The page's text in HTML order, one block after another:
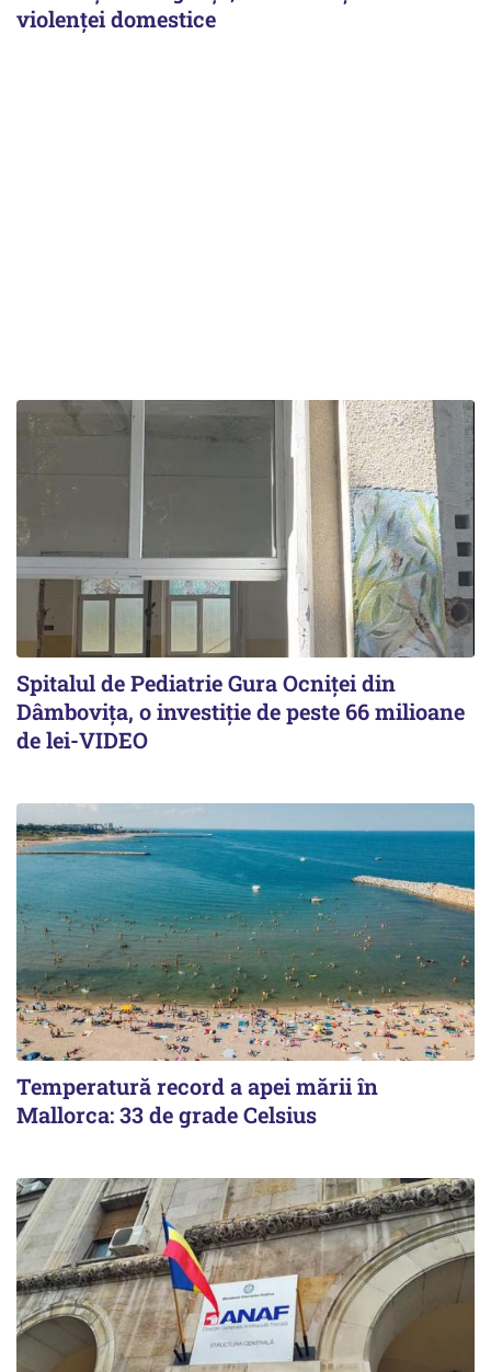
violenței domestice
Spitalul de Pediatrie Gura Ocniței din
Dâmbovița, o investiție de peste 66 milioane
de lei-VIDEO
Temperatură record a apei mării în
Mallorca: 33 de grade Celsius